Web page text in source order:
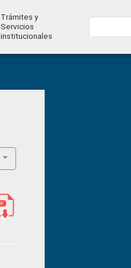
Trámites y
Servicios
institucionales